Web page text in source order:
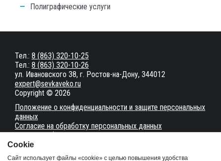
Полиграфические услуги
Тел.: 8 (863) 320-10-25
Тел.: 8 (863) 320-10-26
ул. Ивановского 38, г. Ростов-на-Дону, 344012
expert@sevkaveko.ru
Copyright © 2026
Положение о конфиденциальности и защите персональных
данных
Согласие на обработку персональных данных
Настройки файлов cookie
Сookie
Сайт использует файлы «cookie» с целью повышения удобства